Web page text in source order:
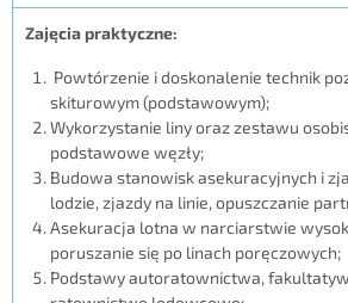
Zajęcia praktyczne:
Powtórzenie i doskonalenie technik
skiturowym (podstawowym);
Wykorzystanie liny oraz zestawu
podstawowe węzły;
Budowa stanowisk asekuracyjnych i
lodzie, zjazdy na linie, opuszczanie
Asekuracja lotna w narciarstwie
poruszanie się po linach poręczowych;
Podstawy autoratownictwa,